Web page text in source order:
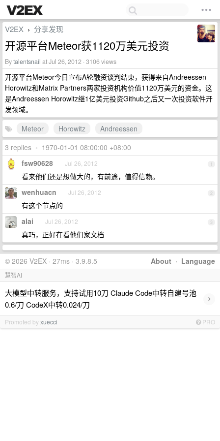
V2EX › 分享发现
开源平台Meteor获1120万美元投资
Bytalentsnail at Jul 26, 2012 · 3106 views
开源平台Meteor今日宣布A轮融资谈判结束，获得来自Andreessen
Horowitz和Matrix Partners两家投资机构价值1120万美元的资金。这
是Andreessen Horowitz继1亿美元投资Github之后又一次投资软件开
发领域。
Meteor
Horowitz
Andreessen
3 replies • 1970-01-01 08:00:00 +08:00
1
fsw90628 Jul 26, 2012
看来他们还是想做大的，有前途，值得信赖。
2
wenhuacn Jul 26, 2012
有这个节点的
3
alai Jul 26, 2012
真巧，正好在看他们家文档
About · Language
© 2026 V2EX · 27ms · 3.9.8.5
慧智AI
大模型中转服务，支持试用10刀 Claude Code中转自建号池
0.6/刀 CodeX中转0.024/刀
›
Promoted byxuecci PRO